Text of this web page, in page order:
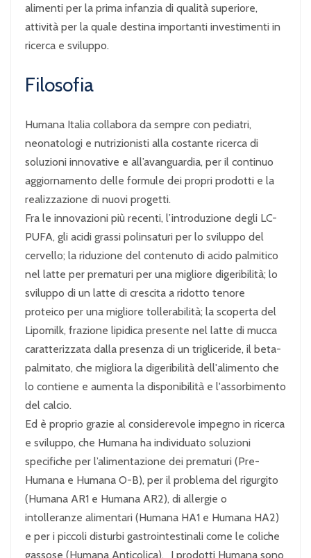
alimenti per la prima infanzia di qualità superiore,
attività per la quale destina importanti investimenti in
ricerca e sviluppo.
Filosofia
Humana Italia collabora da sempre con pediatri,
neonatologi e nutrizionisti alla costante ricerca di
soluzioni innovative e all’avanguardia, per il continuo
aggiornamento delle formule dei propri prodotti e la
realizzazione di nuovi progetti.
Fra le innovazioni più recenti, l’introduzione degli LC-
PUFA, gli acidi grassi polinsaturi per lo sviluppo del
cervello; la riduzione del contenuto di acido palmitico
nel latte per prematuri per una migliore digeribilità; lo
sviluppo di un latte di crescita a ridotto tenore
proteico per una migliore tollerabilità; la scoperta del
Lipomilk, frazione lipidica presente nel latte di mucca
caratterizzata dalla presenza di un trigliceride, il beta-
palmitato, che migliora la digeribilità dell'alimento che
lo contiene e aumenta la disponibilità e l'assorbimento
del calcio.
Ed è proprio grazie al considerevole impegno in ricerca
e sviluppo, che Humana ha individuato soluzioni
specifiche per l’alimentazione dei prematuri (Pre-
Humana e Humana O-B), per il problema del rigurgito
(Humana AR1 e Humana AR2), di allergie o
intolleranze alimentari (Humana HA1 e Humana HA2)
e per i piccoli disturbi gastrointestinali come le coliche
gassose (Humana Anticolica). I prodotti Humana sono